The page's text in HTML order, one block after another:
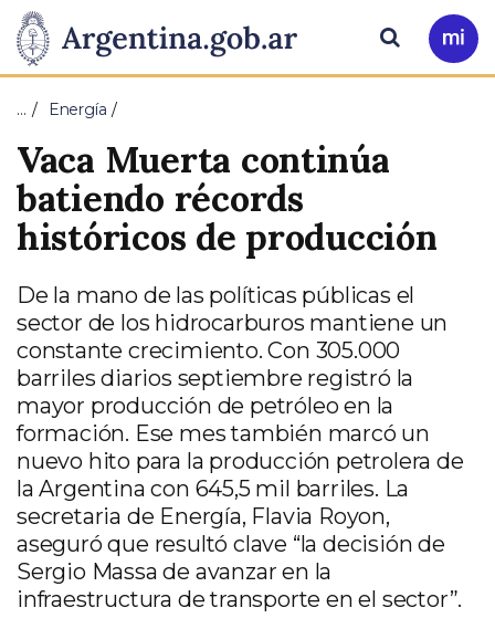
Presidencia
de
la
Nación
Pasar al contenido principal
Ir
a
Buscar
… Energía
Vaca Muerta continúa
batiendo récords
históricos de producción
De la mano de las políticas públicas el
sector de los hidrocarburos mantiene un
constante crecimiento. Con 305.000
barriles diarios septiembre registró la
mayor producción de petróleo en la
formación. Ese mes también marcó un
nuevo hito para la producción petrolera de
la Argentina con 645,5 mil barriles. La
secretaria de Energía, Flavia Royon,
aseguró que resultó clave “la decisión de
Sergio Massa de avanzar en la
infraestructura de transporte en el sector”.